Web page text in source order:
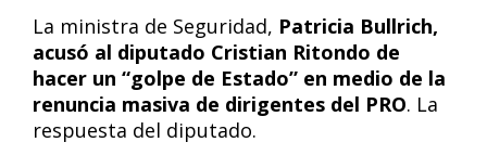
La ministra de Seguridad, Patricia Bullrich,
acusó al diputado Cristian Ritondo de
hacer un “golpe de Estado” en medio de la
renuncia masiva de dirigentes del PRO. La
respuesta del diputado.